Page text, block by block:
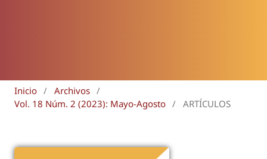
Inicio / Archivos /
Vol. 18 Núm. 2 (2023): Mayo-Agosto / ARTÍCULOS